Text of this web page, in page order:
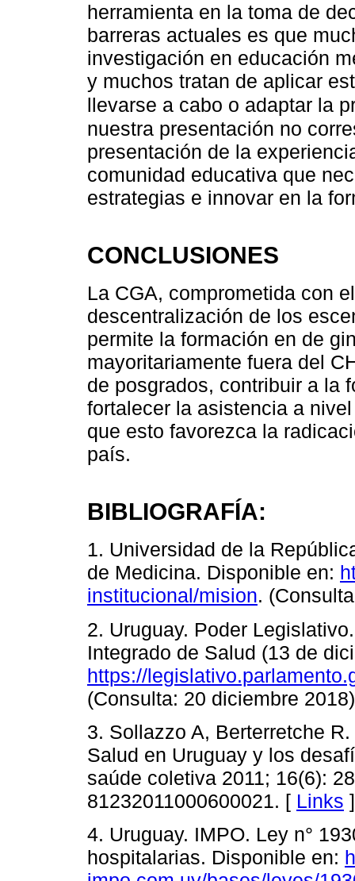
herramienta en la toma de
barreras actuales es que
investigación en educación
y muchos tratan de aplicar
llevarse a cabo o adaptar la
nuestra presentación no
presentación de la
comunidad educativa que
estrategias e innovar en la
CONCLUSIONES
La CGA, comprometida con
descentralización de los
permite la formación en de
mayoritariamente fuera del
de posgrados, contribuir a la
fortalecer la asistencia a
que esto favorezca la
país.
BIBLIOGRAFÍA:
1. Universidad de la
de Medicina. Disponible en:
institucional/mision.
2. Uruguay. Poder
Integrado de Salud (13 de
https://
(Consulta: 20 diciembre
3. Sollazzo A, Berterretche
Salud en Uruguay y los
saúde coletiva 2011; 16(6):
81232011000600021. [ Links ]
4. Uruguay. IMPO. Ley n°
hospitalarias. Disponible en: